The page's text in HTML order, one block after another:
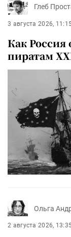
Глеб
3 августа 2026,
Как Россия
пиратам
Ольга
2 августа 2026,